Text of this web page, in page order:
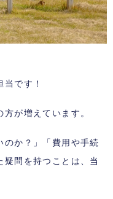
です！
が増えています。
のか？」「費用や手続
疑問を持つことは、当